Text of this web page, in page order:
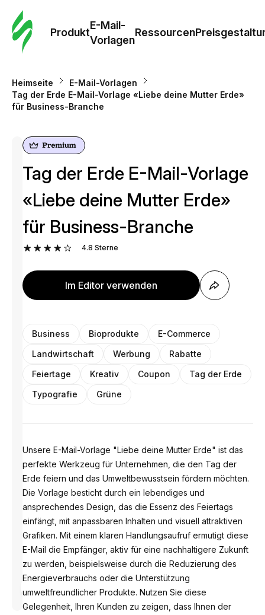
Produkt
E-Mail-
Vorlagen
Ressourcen
Heimseite
E-Mail-Vorlagen
Tag der Erde E-Mail-Vorlage «Liebe deine Mutter Erde»
für Business-Branche
Entworfen
von
Anastasiia
Tag der Erde E-Mail-Vorlage
«Liebe deine Mutter Erde»
für Business-Branche
4.8 Sterne
Im Editor verwenden
Business Bioprodukte
E-Commerce
Landwirtschaft
Werbung
Rabatte
Feiertage
Kreativ Coupon
Tag der Erde
Typografie
Grüne
Unsere E-Mail-Vorlage "Liebe deine Mutter Erde" ist das
perfekte Werkzeug für Unternehmen, die den Tag der
Erde feiern und das Umweltbewusstsein fördern möchten.
Die Vorlage besticht durch ein lebendiges und
ansprechendes Design, das die Essenz des Feiertags
einfängt, mit anpassbaren Inhalten und visuell attraktiven
Grafiken. Mit einem klaren Handlungsaufruf ermutigt diese
E-Mail die Empfänger, aktiv für eine nachhaltigere Zukunft
zu werden, beispielsweise durch die Reduzierung des
Energieverbrauchs oder die Unterstützung
umweltfreundlicher Produkte. Nutzen Sie diese
Gelegenheit, Ihren Kunden zu zeigen, dass Ihnen der